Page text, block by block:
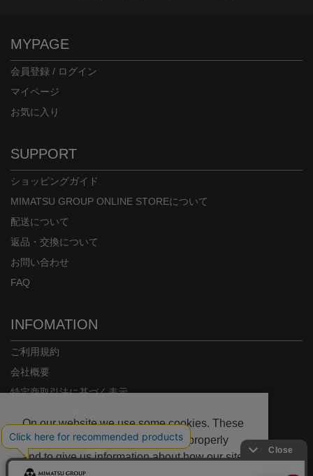
MYPAGE
会員登録 / ログイン
マイページ
お気に入り
SUPPORT
ショッピングガイド
MIMATSU GROUP ONLINE STOREについて
配送について
返品・交換について
お問い合わせ
FAQ
INFOMATION
ご利用規約
会社概要
特定商取引法に基づく表示
On our website we use some cookies. These
are necessary for our site to work properly
and to give us information about how our site
is used.